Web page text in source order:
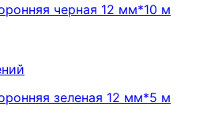
черная 12 мм*10 м
зеленая 12 мм*5 м